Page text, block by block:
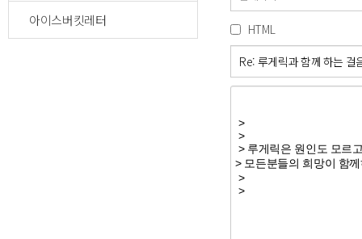
아이스버킷레터
HTML